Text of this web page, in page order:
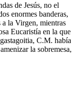
de Jesús, no el
enormes banderas,
a la Virgen, mientras
Eucaristía en la que
C.M. había
la sobremesa,